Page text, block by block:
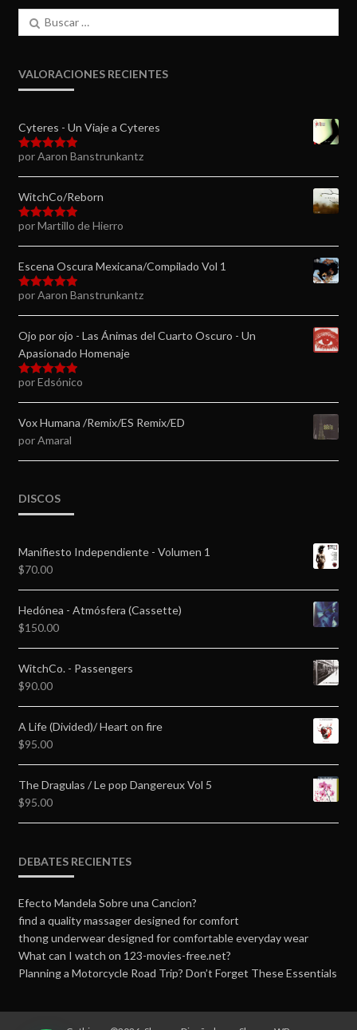
Buscar:
VALORACIONES RECIENTES
Cyteres - Un Viaje a Cyteres
Valorado en
por Aaron Banstrunkantz
WitchCo/Reborn
Valorado en
por Martillo de Hierro
Escena Oscura Mexicana/Compilado Vol 1
Valorado en
por Aaron Banstrunkantz
Ojo por ojo - Las Ánimas del Cuarto Oscuro - Un
Apasionado Homenaje
Valorado en
por Edsónico
Vox Humana /Remix/ES Remix/ED
por Amaral
DISCOS
Manifiesto Independiente - Volumen 1
$70.00
Hedónea - Atmósfera (Cassette)
$150.00
WitchCo. - Passengers
$90.00
A Life (Divided)/ Heart on fire
$95.00
The Dragulas / Le pop Dangereux Vol 5
$95.00
DEBATES RECIENTES
Efecto Mandela Sobre una Cancion?
find a quality massager designed for comfort
thong underwear designed for comfortable everyday wear
What can I watch on 123-movies-free.net?
Planning a Motorcycle Road Trip? Don’t Forget These Essentials